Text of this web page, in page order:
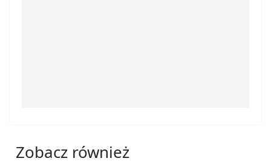
Zobacz również